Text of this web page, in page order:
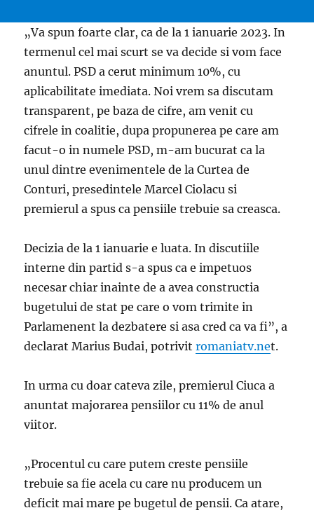
„Va spun foarte clar, ca de la 1 ianuarie 2023. In
termenul cel mai scurt se va decide si vom face
anuntul. PSD a cerut minimum 10%, cu
aplicabilitate imediata. Noi vrem sa discutam
transparent, pe baza de cifre, am venit cu
cifrele in coalitie, dupa propunerea pe care am
facut-o in numele PSD, m-am bucurat ca la
unul dintre evenimentele de la Curtea de
Conturi, presedintele Marcel Ciolacu si
premierul a spus ca pensiile trebuie sa creasca.
Decizia de la 1 ianuarie e luata. In discutiile
interne din partid s-a spus ca e impetuos
necesar chiar inainte de a avea constructia
bugetului de stat pe care o vom trimite in
Parlamenent la dezbatere si asa cred ca va fi”, a
declarat Marius Budai, potrivitromaniatv.net.
In urma cu doar cateva zile, premierul Ciuca a
anuntat majorarea pensiilor cu 11% de anul
viitor.
„Procentul cu care putem creste pensiile
trebuie sa fie acela cu care nu producem un
deficit mai mare pe bugetul de pensii. Ca atare,